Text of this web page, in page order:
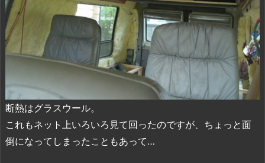
断熱はグラスウール。
これもネット上いろいろ見て回ったのですが、ちょっと面
倒になってしまったこともあって…